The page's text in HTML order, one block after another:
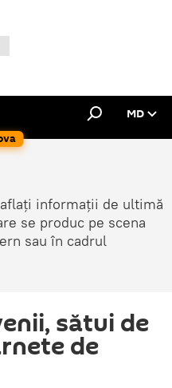
MD
informații de ultimă
se produc pe scena
sau în cadrul
sătui de
de